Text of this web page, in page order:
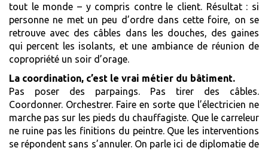
tout le monde – y compris contre le client. Résultat : si
personne ne met un peu d’ordre dans cette foire, on se
retrouve avec des câbles dans les douches, des gaines
qui percent les isolants, et une ambiance de réunion de
copropriété un soir d’orage.
La coordination, c’est le vrai métier du bâtiment.
Pas poser des parpaings. Pas tirer des câbles.
Coordonner. Orchestrer. Faire en sorte que l’électricien ne
marche pas sur les pieds du chauffagiste. Que le carreleur
ne ruine pas les finitions du peintre. Que les interventions
se répondent sans s’annuler. On parle ici de diplomatie de